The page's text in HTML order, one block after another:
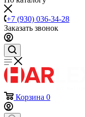
+7 (930) 036-34-28
Заказать звонок
Корзина 0